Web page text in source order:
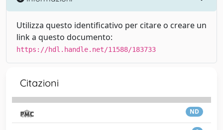
Utilizza questo identificativo per citare o creare un
link a questo documento:
https://hdl.handle.net/11588/183733
Citazioni
ND